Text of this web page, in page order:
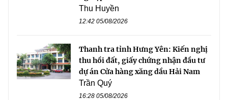
Thu Huyền
12:42 05/08/2026
Thanh tra tỉnh Hưng Yên: Kiến nghị
thu hồi đất, giấy chứng nhận đầu tư
dự án Cửa hàng xăng dầu Hải Nam
Trần Quý
16:28 05/08/2026